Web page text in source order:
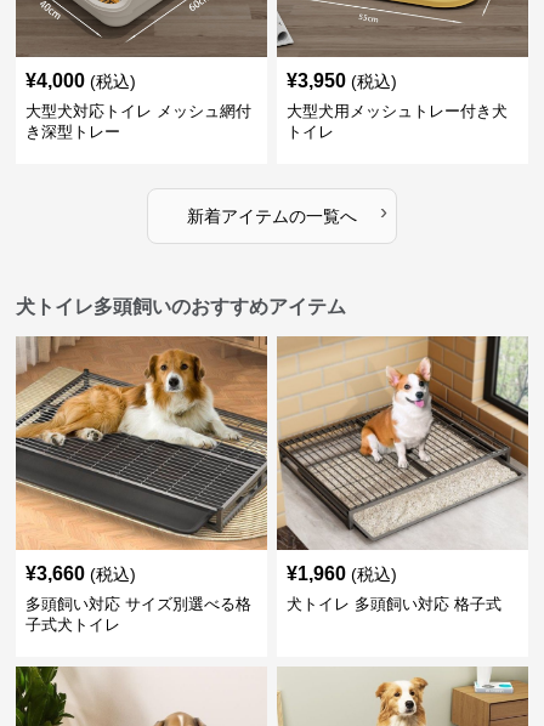
¥4,000 (税込)
大型犬対応トイレ メッシュ網付
き深型トレー
¥3,950 (税込)
大型犬用メッシュトレー付き犬
トイレ
新着アイテムの一覧へ ›
犬トイレ多頭飼いのおすすめアイテム
¥3,660 (税込)
多頭飼い対応 サイズ別選べる格
子式犬トイレ
¥1,960 (税込)
犬トイレ 多頭飼い対応 格子式